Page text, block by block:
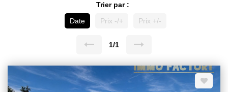
Trier par :
Date
Prix -/+ Prix +/-
1/1